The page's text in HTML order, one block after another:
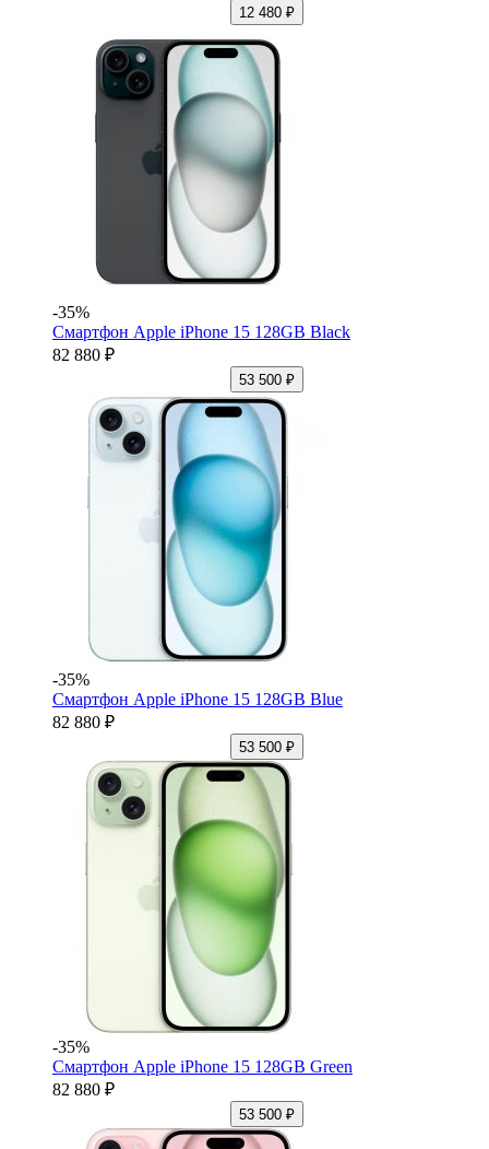
12 480 ₽
-35%
Смартфон Apple iPhone 15 128GB Black
82 880 ₽
53 500 ₽
-35%
Смартфон Apple iPhone 15 128GB Blue
82 880 ₽
53 500 ₽
-35%
Смартфон Apple iPhone 15 128GB Green
82 880 ₽
53 500 ₽